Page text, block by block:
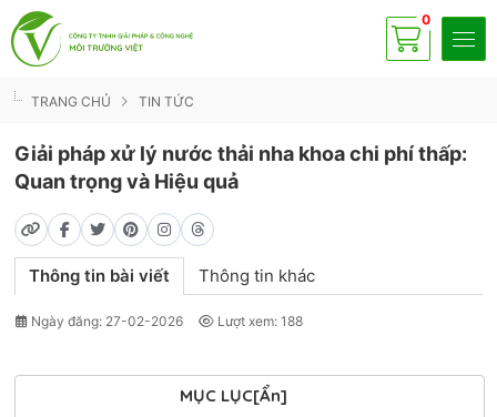
Có 0
sp
TRANG CHỦ TIN TỨC
Giải pháp xử lý nước thải nha khoa chi phí thấp:
Quan trọng và Hiệu quả
Thông tin bài viết Thông tin khác
Ngày đăng: 27-02-2026 Lượt xem: 188
MỤC LỤC[Ẩn]